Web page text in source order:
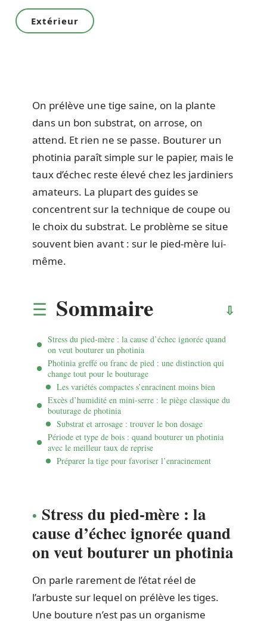
Extérieur
On prélève une tige saine, on la plante
dans un bon substrat, on arrose, on
attend. Et rien ne se passe. Bouturer un
photinia paraît simple sur le papier, mais le
taux d’échec reste élevé chez les jardiniers
amateurs. La plupart des guides se
concentrent sur la technique de coupe ou
le choix du substrat. Le problème se situe
souvent bien avant : sur le pied-mère lui-
même.
Sommaire
Stress du pied-mère : la cause d’échec ignorée quand
on veut bouturer un photinia
Photinia greffé ou franc de pied : une distinction qui
change tout pour le bouturage
Les variétés compactes s’enracinent moins bien
Excès d’humidité en mini-serre : le piège classique du
bouturage de photinia
Substrat et arrosage : trouver le bon dosage
Période et type de bois : quand bouturer un photinia
avec le meilleur taux de reprise
Préparer la tige pour favoriser l’enracinement
Stress du pied-mère : la
cause d’échec ignorée quand
on veut bouturer un photinia
On parle rarement de l’état réel de
l’arbuste sur lequel on prélève les tiges.
Une bouture n’est pas un organisme